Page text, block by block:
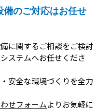
のご対応はお任せ
に関するご相談をご検討
ステムへお任せくださ
安全な環境づくりを全力
せフォームよりお気軽に